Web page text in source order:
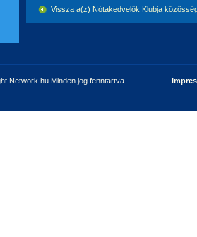
Vissza a(z) Nótakedvelők Klubja
Network.hu Minden jog fenntartva.